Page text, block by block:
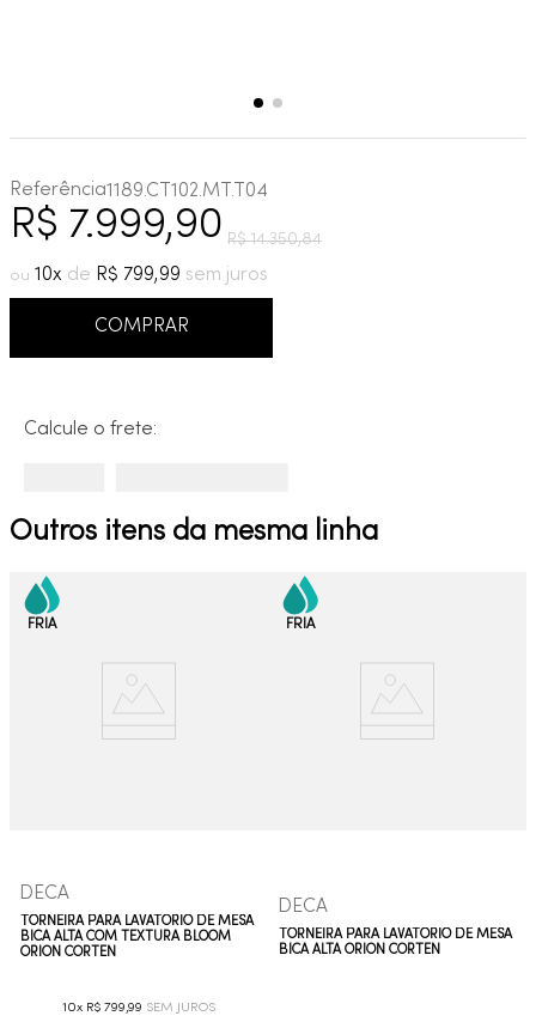
Referência1189.CT102.MT.T04
R$ 7.999,90 R$ 14.350,84
10 R$ 799,99
COMPRAR
Calcule o frete:
Outros itens da mesma linha
DECA
TORNEIRA PARA LAVATÓRIO DE MESA
BICA ALTA COM TEXTURA BLOOM
ORION CORTEN
10 R$ 799,99
DECA
TORNEIRA PARA LAVATÓRIO DE MESA
BICA ALTA ORION CORTEN